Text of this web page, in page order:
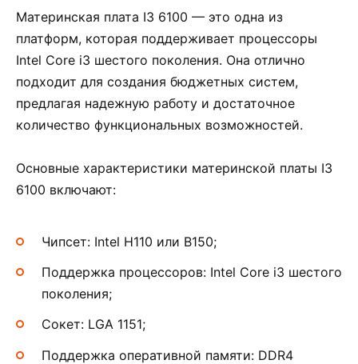
Материнская плата I3 6100 — это одна из
платформ, которая поддерживает процессоры
Intel Core i3 шестого поколения. Она отлично
подходит для создания бюджетных систем,
предлагая надежную работу и достаточное
количество функциональных возможностей.
Основные характеристики материнской платы I3
6100 включают:
Чипсет: Intel H110 или B150;
Поддержка процессоров: Intel Core i3 шестого
поколения;
Сокет: LGA 1151;
Поддержка оперативной памяти: DDR4